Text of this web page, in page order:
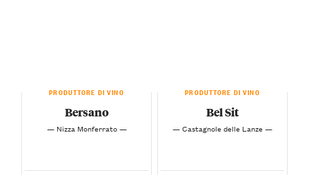
PRODUTTORE DI VINO
Bersano
— Nizza Monferrato —
PRODUTTORE DI VINO
Bel Sit
— Castagnole delle Lanze —